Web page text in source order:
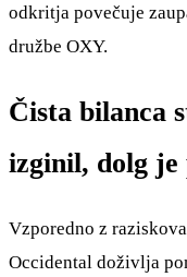
odkritja povečuje
družbe OXY.
Čista bilanca
izginil, dolg je
Vzporedno z
Occidental doživlja